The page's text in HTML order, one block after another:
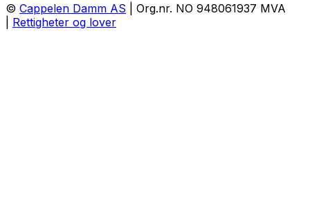
© Cappelen Damm AS | Org.nr. NO 948061937 MVA
Rettigheter og lover